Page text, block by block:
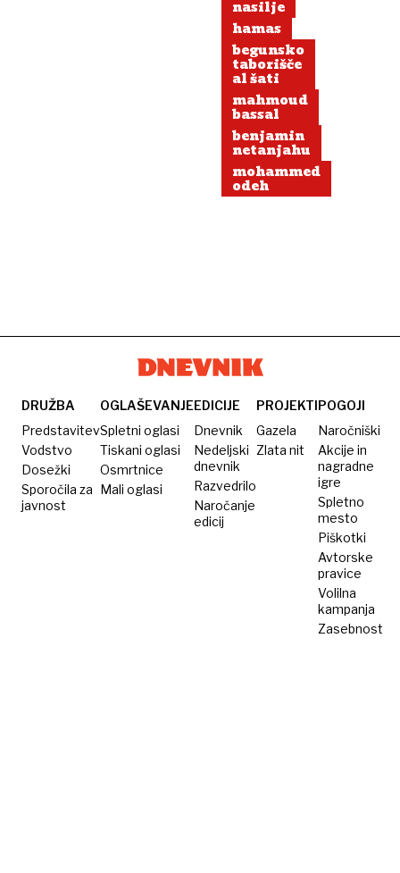
nasilje
hamas
begunsko
taborišče
al šati
mahmoud
bassal
benjamin
netanjahu
mohammed
odeh
DRUŽBA
Predstavitev
Vodstvo
Dosežki
Sporočila za
javnost
OGLAŠEVANJE
Spletni oglasi
Tiskani oglasi
Osmrtnice
Mali oglasi
EDICIJE
Dnevnik
Nedeljski
dnevnik
Razvedrilo
Naročanje
edicij
PROJEKTI
Gazela
Zlata nit
POGOJI
Naročniški
Akcije in
nagradne
igre
Spletno
mesto
Piškotki
Avtorske
pravice
Volilna
kampanja
Zasebnost